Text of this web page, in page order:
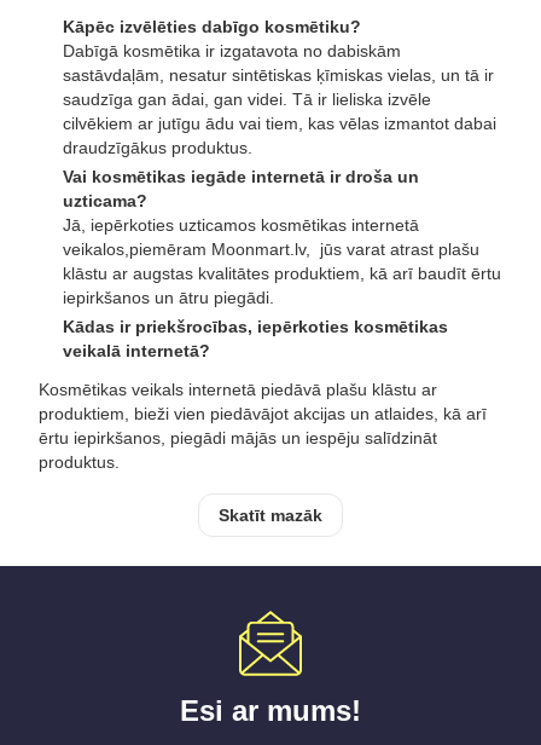
Kāpēc izvēlēties dabīgo kosmētiku?
Dabīgā kosmētika ir izgatavota no dabiskām
sastāvdaļām, nesatur sintētiskas ķīmiskas vielas, un tā ir
saudzīga gan ādai, gan videi. Tā ir lieliska izvēle
cilvēkiem ar jutīgu ādu vai tiem, kas vēlas izmantot dabai
draudzīgākus produktus.
Vai kosmētikas iegāde internetā ir droša un
uzticama?
Jā, iepērkoties uzticamos kosmētikas internetā
veikalos,piemēram Moonmart.lv, jūs varat atrast plašu
klāstu ar augstas kvalitātes produktiem, kā arī baudīt ērtu
iepirkšanos un ātru piegādi.
Kādas ir priekšrocības, iepērkoties kosmētikas
veikalā internetā?
Kosmētikas veikals internetā piedāvā plašu klāstu ar
produktiem, bieži vien piedāvājot akcijas un atlaides, kā arī
ērtu iepirkšanos, piegādi mājās un iespēju salīdzināt
produktus.
Skatīt mazāk
Esi ar mums!